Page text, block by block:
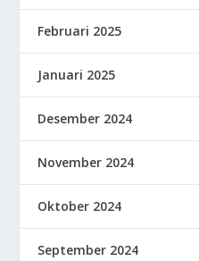
Februari 2025
Januari 2025
Desember 2024
November 2024
Oktober 2024
September 2024